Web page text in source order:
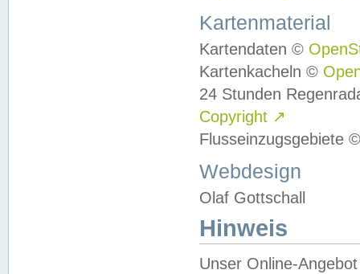
Kartenmaterial
Kartendaten ©
Kartenkacheln ©
24 Stunden
Copyright ↗
Flusseinzugsgebiete
Webdesign
Olaf Gottschall
Hinweis
Unser Online-